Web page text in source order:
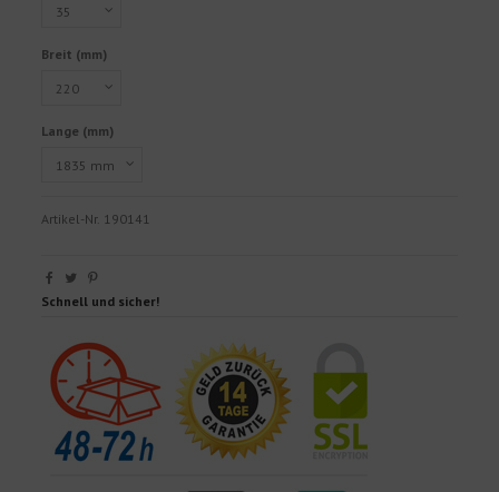
Breit (mm)
Lange (mm)
Artikel-Nr. 190141
Schnell und sicher!